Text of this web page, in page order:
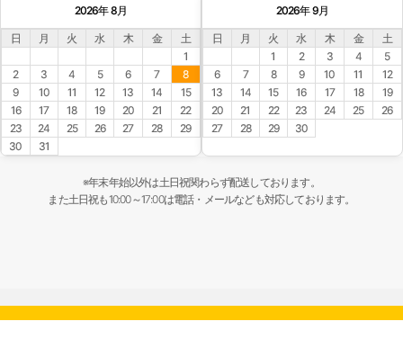
2026年 8月
日 月 火 水 木 金
土
1
2
3 4 5 6 7
8
9
10 11 12 13 14
15
16
17 18 19 20 21
22
23
24 25 26 27 28
29
30
31
2026年 9月
日 月 火 水 木 金
土
1
2 3 4
5
6
7 8 9 10 11
12
13
14 15 16 17 18
19
20
21 22 23 24 25
26
27
28 29 30
※年末年始以外は土日祝関わらず配送しております。
また土日祝も10:00～17:00は電話・メールなども対応しております。